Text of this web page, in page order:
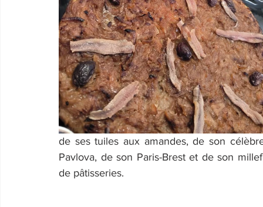
de ses tuiles aux amandes, de son
Pavlova, de son Paris-Brest et de son
de pâtisseries.